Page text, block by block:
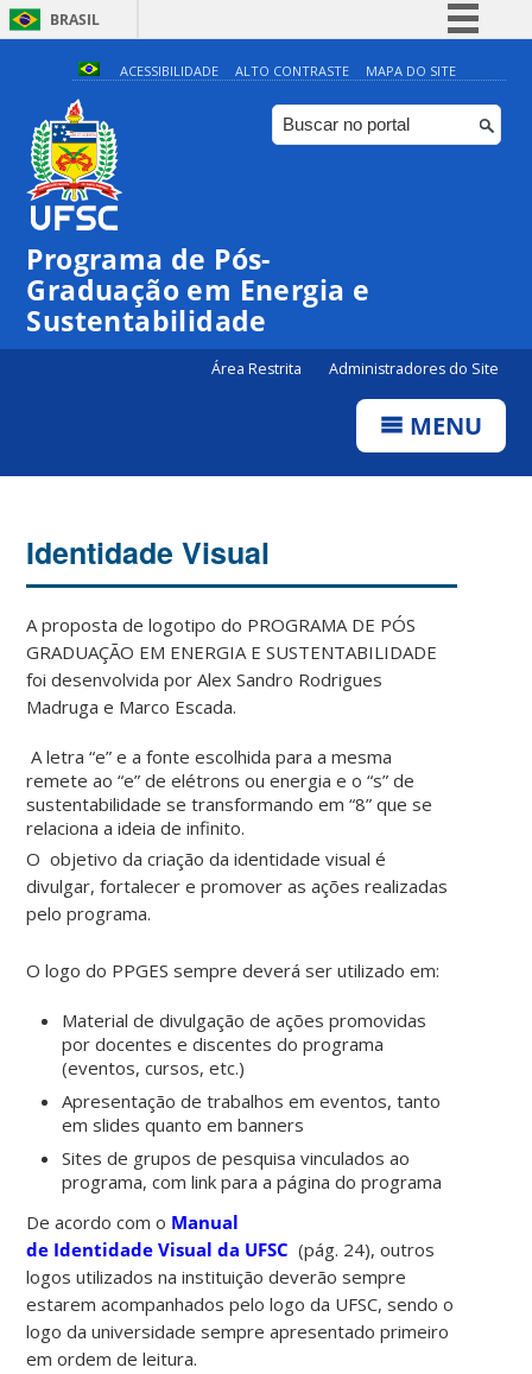
BRASIL
Simplifique!
Comunica BR
Participe
ACESSIBILIDADE ALTO CONTRASTE MAPA DO SITE
Programa de Pós-
Graduação em Energia e
Sustentabilidade
Área Restrita Administradores do Site
MENU
Identidade Visual
A proposta de logotipo do PROGRAMA DE PÓS
GRADUAÇÃO EM ENERGIA E SUSTENTABILIDADE
foi desenvolvida por Alex Sandro Rodrigues
Madruga e Marco Escada.
A letra “e” e a fonte escolhida para a mesma
remete ao “e” de elétrons ou energia e o “s” de
sustentabilidade se transformando em “8” que se
relaciona a ideia de infinito.
O objetivo da criação daidentidade visual é
divulgar, fortalecer e promover as ações realizadas
pelo programa.
O logo do PPGES sempre deverá ser utilizado em:
Material de divulgação de ações promovidas
por docentes e discentes do programa
(eventos, cursos, etc.)
Apresentação de trabalhos em eventos, tanto
em slides quanto em banners
Sites de grupos de pesquisa vinculados ao
programa, com link para a página do programa
De acordo com o Manual
de Identidade Visual da UFSC (pág. 24), outros
logos utilizados na instituição deverão sempre
estarem acompanhados pelo logo da UFSC, sendo o
logo da universidade sempre apresentado primeiro
em ordem de leitura.